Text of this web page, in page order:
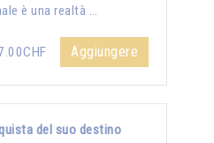
è una realtà …
Aggiungere
del suo destino